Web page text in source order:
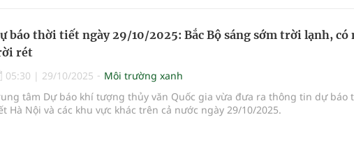
báo thời tiết ngày 29/10/2025: Bắc Bộ sáng sớm trời lạnh, có
rét
05:30 | 29/10/2025
Môi trường xanh
tâm Dự báo khí tượng thủy văn Quốc gia vừa đưa ra thông tin dự báo
Hà Nội và các khu vực khác trên cả nước ngày 29/10/2025.